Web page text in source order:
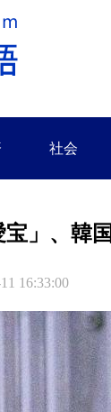
社会
」、韓
16:33:00